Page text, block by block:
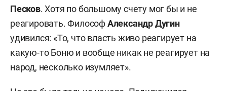
Песков. Хотя по большому счету мог бы и не
реагировать. ФилософАлександр Дугин
удивился: «То, что власть живо реагирует на
какую-то Боню и вообще никак не реагирует на
народ, несколько изумляет».